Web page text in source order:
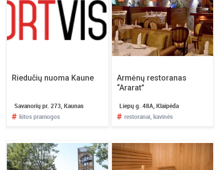
Riedučių nuoma Kaune
Savanorių pr. 273, Kaunas
# kitos pramogos
Armėnų restoranas
“Ararat”
Liepų g. 48A, Klaipėda
# restoranai, kavinės